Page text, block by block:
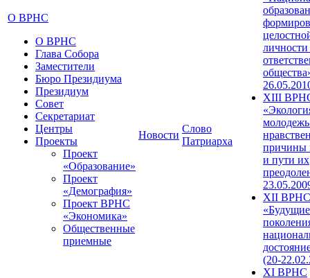
О ВРНС
О ВРНС
Глава Собора
Заместители
Бюро Президиума
Президиум
Совет
Секретариат
Центры
Проекты
Проект
«Образование»
Проект
«Демография»
Проект ВРНС
«Экономика»
Общественные
приемные
Новости
Слово
Патриарха
XIII
причины
и пути их
XII ВРНС
«Будущие
(20-
XI ВРНС